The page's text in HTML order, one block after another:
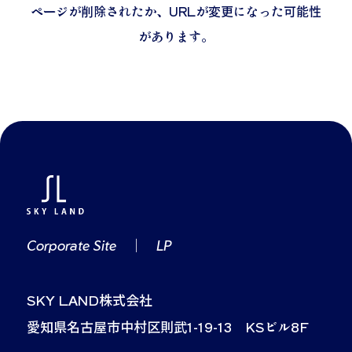
ページが削除されたか、URLが変更になった可能性
があります。
Corporate Site ｜LP
SKY LAND株式会社
愛知県名古屋市中村区則武1-19-13 KSビル8F